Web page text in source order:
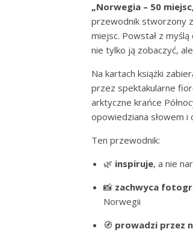
„Norwegia – 50
przewodnik stworzony
miejsc. Powstał z
nie tylko ją zobaczyć,
Na kartach książki
przez spektakularne
arktyczne krańce
opowiedziana słowem i
Ten przewodnik:
🌿 inspiruje, a nie
📸 zachwyca
Norwegii
🧭 prowadzi przez